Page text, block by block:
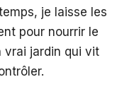
je laisse les
pour nourrir le
vrai jardin qui vit